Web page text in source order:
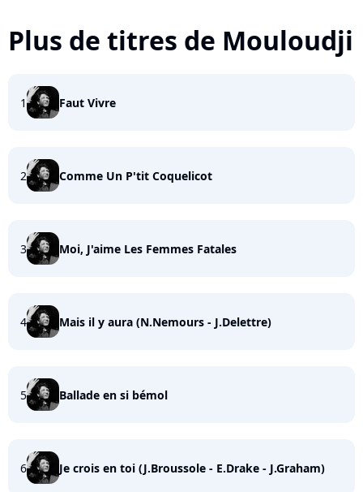
Plus de titres de Mouloudji
1 Faut Vivre
2 Comme Un P'tit Coquelicot
3 Moi, J'aime Les Femmes Fatales
4 Mais il y aura (N.Nemours - J.Delettre)
5 Ballade en si bémol
6 Je crois en toi (J.Broussole - E.Drake - J.Graham)